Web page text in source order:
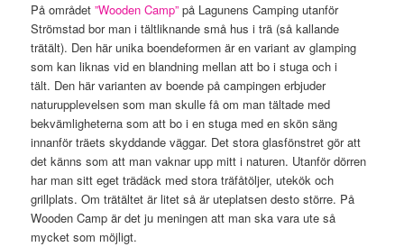
På området ”Wooden Camp” på Lagunens Camping utanför
Strömstad bor man i tältliknande små hus i trä (så kallande
trätält). Den här unika boendeformen är en variant av glamping
som kan liknas vid en blandning mellan att bo i stuga och i
tält. Den här varianten av boende på campingen erbjuder
naturupplevelsen som man skulle få om man tältade med
bekvämligheterna som att bo i en stuga med en skön säng
innanför träets skyddande väggar. Det stora glasfönstret gör att
det känns som att man vaknar upp mitt i naturen. Utanför dörren
har man sitt eget trädäck med stora träfåtöljer, utekök och
grillplats. Om trätältet är litet så är uteplatsen desto större. På
Wooden Camp är det ju meningen att man ska vara ute så
mycket som möjligt.